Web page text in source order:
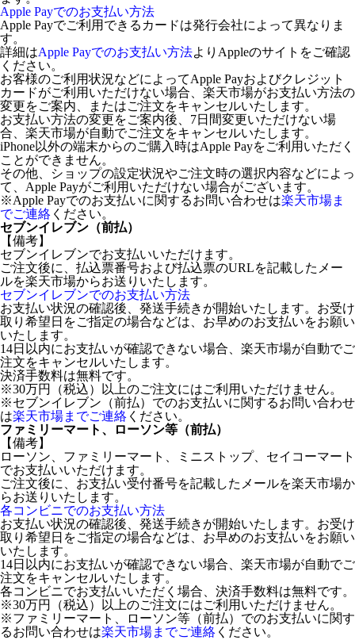
Apple Payでのお支払い方法
Apple Payでご利用できるカードは発行会社によって異なりま
す。
詳細はApple Payでのお支払い方法よりAppleのサイトをご確認
ください。
お客様のご利用状況などによってApple Payおよびクレジット
カードがご利用いただけない場合、楽天市場がお支払い方法の
変更をご案内、またはご注文をキャンセルいたします。
お支払い方法の変更をご案内後、7日間変更いただけない場
合、楽天市場が自動でご注文をキャンセルいたします。
iPhone以外の端末からのご購入時はApple Payをご利用いただく
ことができません。
その他、ショップの設定状況やご注文時の選択内容などによっ
て、Apple Payがご利用いただけない場合がございます。
※Apple Payでのお支払いに関するお問い合わせは楽天市場ま
でご連絡 ください。
セブンイレブン（前払）
【備考】
セブンイレブンでお支払いいただけます。
ご注文後に、払込票番号および払込票のURLを記載したメー
ルを楽天市場からお送りいたします。
セブンイレブンでのお支払い方法
お支払い状況の確認後、発送手続きが開始いたします。お受け
取り希望日をご指定の場合などは、お早めのお支払いをお願い
いたします。
14日以内にお支払いが確認できない場合、楽天市場が自動でご
注文をキャンセルいたします。
決済手数料は無料です。
※30万円（税込）以上のご注文にはご利用いただけません。
※セブンイレブン（前払）でのお支払いに関するお問い合わせ
は楽天市場までご連絡 ください。
ファミリーマート、ローソン等（前払）
【備考】
ローソン、ファミリーマート、ミニストップ、セイコーマート
でお支払いいただけます。
ご注文後に、お支払い受付番号を記載したメールを楽天市場か
らお送りいたします。
各コンビニでのお支払い方法
お支払い状況の確認後、発送手続きが開始いたします。お受け
取り希望日をご指定の場合などは、お早めのお支払いをお願い
いたします。
14日以内にお支払いが確認できない場合、楽天市場が自動でご
注文をキャンセルいたします。
各コンビニでお支払いいただく場合、決済手数料は無料です。
※30万円（税込）以上のご注文にはご利用いただけません。
※ファミリーマート、ローソン等（前払）でのお支払いに関す
るお問い合わせは楽天市場までご連絡 ください。